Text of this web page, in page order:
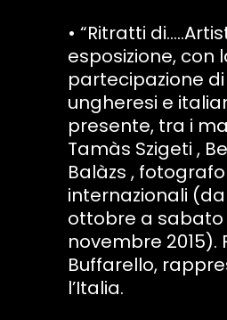
• “Ritratti
esposizione, con
partecipazione
ungheresi e
presente, tra i
Tamàs Szigeti ,
Balàzs ,
internazionali
ottobre a sabato
novembre 2015).
Buffarello,
l’Italia.